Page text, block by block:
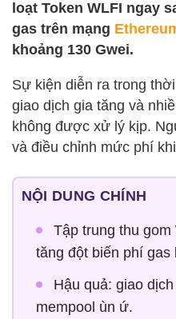
loạt Token WLFI ngay
gas trên mạng
khoảng 130 Gwei.
Sự kiện diễn ra trong
giao dịch gia tăng và
không được xử lý kịp.
và điều chỉnh mức phí
NỘI DUNG CHÍNH
Tập trung thu
tăng đột biến phí gas
Hậu quả: giao
mempool ùn ứ.